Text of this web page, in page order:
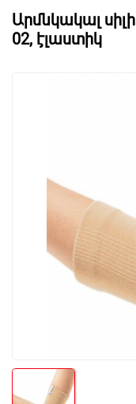
Արմնկակալ
02, էլաստիկ